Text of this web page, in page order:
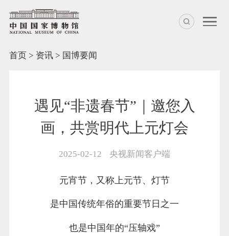
首页> 资讯> 国博要闻
遇见“非遗春节”｜邀您入
画，共赏明代上元灯会
2025-02-12 央视新闻客户端
元宵节，又称上元节、灯节
是中国传统年俗的重要节日之一
也是中国年的“压轴戏”